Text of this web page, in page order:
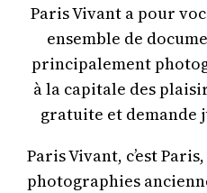
Paris Vivant a pour
ensemble de
principalement
à la capitale des
gratuite et demande
Paris Vivant, c’est Paris,
photographies